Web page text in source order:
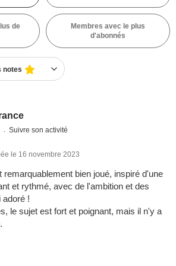
de
Membres avec le plus
d'abonnés
notes
Suivre son activité
le 16 novembre 2023
remarquablement bien joué, inspiré d'une
et rythmé, avec de l'ambition et des
adoré !
le sujet est fort et poignant, mais il n'y a